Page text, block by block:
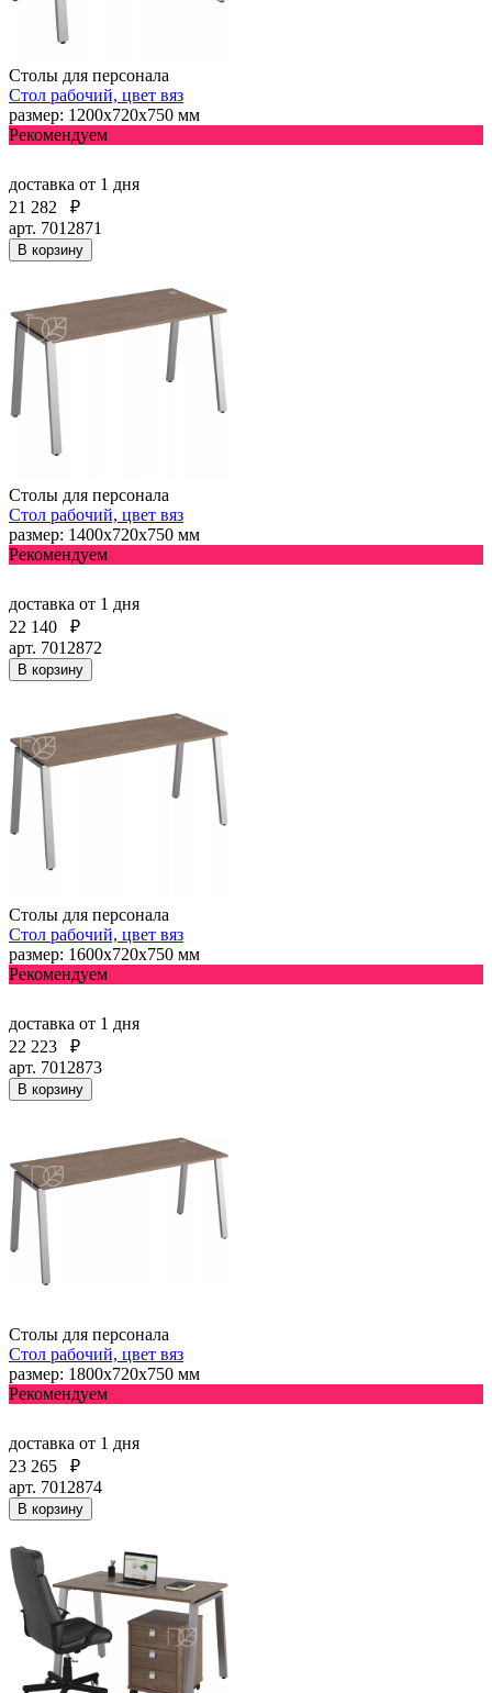
Столы для персонала
Стол рабочий, цвет вяз
размер: 1200х720х750 мм
Рекомендуем
доставка от 1 дня
21 282
₽
арт. 7012871
В корзину
Столы для персонала
Стол рабочий, цвет вяз
размер: 1400х720х750 мм
Рекомендуем
доставка от 1 дня
22 140
₽
арт. 7012872
В корзину
Столы для персонала
Стол рабочий, цвет вяз
размер: 1600х720х750 мм
Рекомендуем
доставка от 1 дня
22 223
₽
арт. 7012873
В корзину
Столы для персонала
Стол рабочий, цвет вяз
размер: 1800х720х750 мм
Рекомендуем
доставка от 1 дня
23 265
₽
арт. 7012874
В корзину